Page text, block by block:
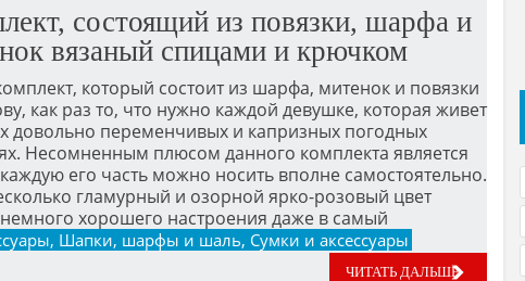
состоящий из повязки, шарфа и
вязаный спицами и крючком
который состоит из шарфа, митенок и повязки
как раз то, что нужно каждой девушке, которая живет
довольно переменчивых и капризных погодных
Несомненным плюсом данного комплекта является
его часть можно носить вполне самостоятельно.
гламурный и озорной ярко-розовый цвет
немного хорошего настроения даже в самый
Шапки, шарфы и шаль, Сумки и аксессуары
ЧИТАТЬ ДАЛЬШЕ